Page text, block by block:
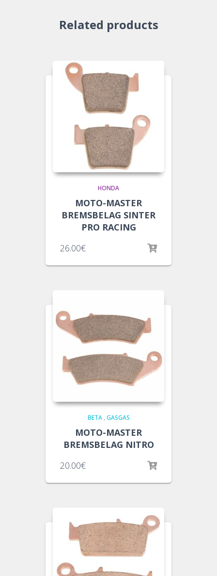
Related products
HONDA
MOTO-MASTER
BREMSBELAG SINTER
PRO RACING
26.00€
BETA, GASGAS
MOTO-MASTER
BREMSBELAG NITRO
20.00€